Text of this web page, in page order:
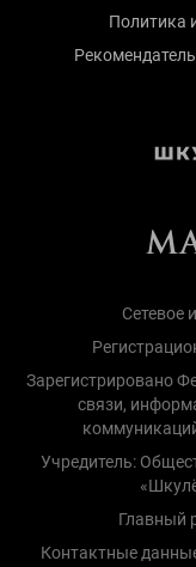
Политика
Сетевое
Зарегистрировано
связи,
Учредитель:
Главный
Контактные